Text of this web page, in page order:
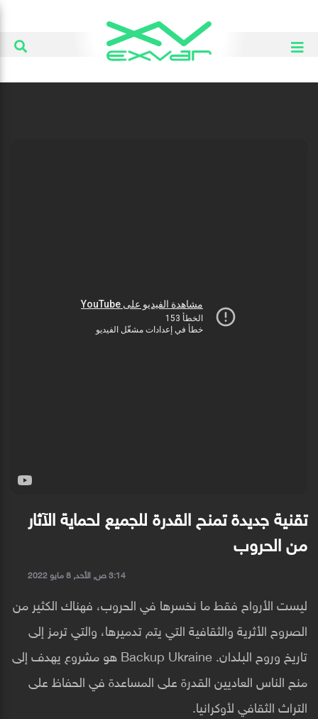
تقنية جديدة تمنح القدرة للجميع لحماية الآثار
من الحروب
3:14 ص, الأحد, 8 مايو 2022
ليست الأرواح فقط ما نخسرها في الحروب، فهناك الكثير من
الصروح الأثرية والثقافية التي يتم تدميرها، والتي ترمز إلى
تاريخ وروح البلدان. Backup Ukraine هو مشروع يهدف إلى
منح الناس العاديين القدرة على المساعدة في الحفاظ على
التراث الثقافي لأوكرانيا.